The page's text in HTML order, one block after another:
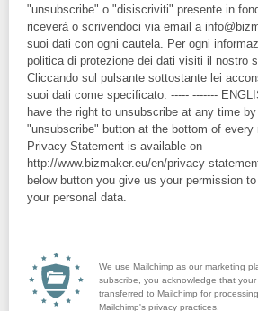
"unsubscribe" o "disiscriviti" presente in
riceverà o scrivendoci via email a
suoi dati con ogni cautela. Per ogni
politica di protezione dei dati visiti il nostro
Cliccando sul pulsante sottostante lei
suoi dati come specificato. ----- -------
have the right to unsubscribe at any time
"unsubscribe" button at the bottom of every
Privacy Statement is available on
http://www.bizmaker.eu/en/privacy-
below button you give us your permission
your personal data.
We use Mailchimp as our marketing
subscribe, you acknowledge that your
transferred to Mailchimp for
Mailchimp's privacy practices.